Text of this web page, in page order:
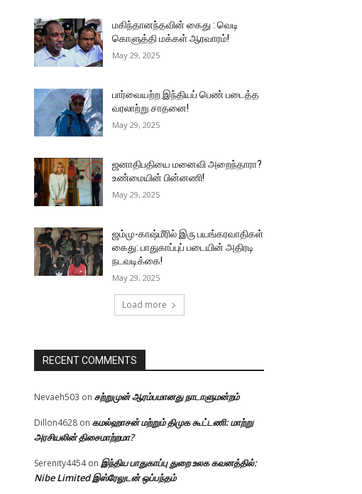
மகிந்தானந்தவின் கைது : வெடி
கொளுத்தி மக்கள் ஆரவாரம்!
May 29, 2025
பார்வையற்ற இந்தியப் பெண் படைத்த
வரலாற்று சாதனை!
May 29, 2025
ஜனாதிபதியை மனைவி அறைந்தாரா?
உண்மையின் பின்னணி!
May 29, 2025
ஜம்மு-காஷ்மீரில் இரு பயங்கரவாதிகள்
கைது: பாதுகாப்புப் படையின் அதிரடி
நடவடிக்கை!
May 29, 2025
Load more
RECENT COMMENTS
Nevaeh503 on சற்றுமுன் ஆரம்பமானது நாடாளுமன்றம்
Dillon4628 on கமல்ஹாசன் மற்றும் திமுக கூட்டணி: மாற்று
அரசியலின் திசைமாற்றமா?
Serenity4454on இந்திய பாதுகாப்பு துறை உலக கவனத்தில்:
Nibe Limited இஸ்ரேலுடன் ஒப்பந்தம்